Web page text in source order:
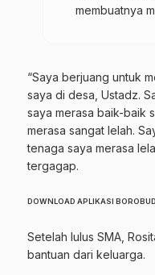
membuatnya
“Saya berjuang untuk
saya di desa, Ustadz.
saya merasa baik-baik
merasa sangat lelah.
tenaga saya merasa
tergagap.
DOWNLOAD APLIKASI
Setelah lulus SMA,
bantuan dari keluarga.